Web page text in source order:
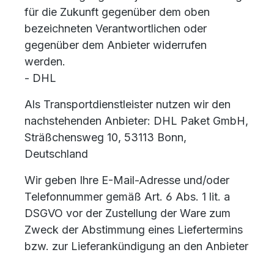
für die Zukunft gegenüber dem oben
bezeichneten Verantwortlichen oder
gegenüber dem Anbieter widerrufen
werden.
- DHL
Als Transportdienstleister nutzen wir den
nachstehenden Anbieter: DHL Paket GmbH,
Sträßchensweg 10, 53113 Bonn,
Deutschland
Wir geben Ihre E-Mail-Adresse und/oder
Telefonnummer gemäß Art. 6 Abs. 1 lit. a
DSGVO vor der Zustellung der Ware zum
Zweck der Abstimmung eines Liefertermins
bzw. zur Lieferankündigung an den Anbieter